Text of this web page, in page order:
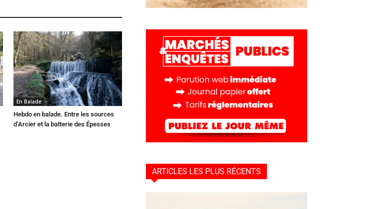
En Balade
Hebdo en balade. Entre les sources
d’Arcier et la batterie des Épesses
ARTICLES LES PLUS RÉCENTS